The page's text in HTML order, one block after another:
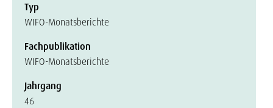
Typ
WIFO-Monatsberichte
Fachpublikation
WIFO-Monatsberichte
Jahrgang
46